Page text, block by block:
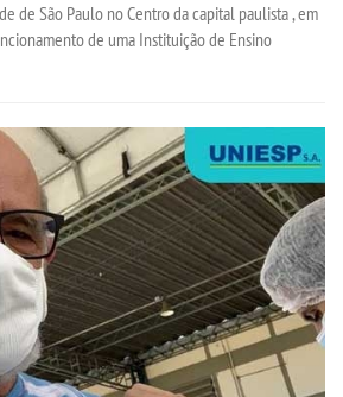
de São Paulo no Centro da capital paulista , em
de uma Instituição de Ensino